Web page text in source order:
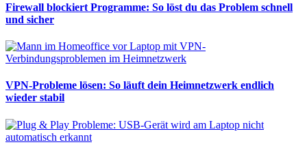
Firewall blockiert Programme: So löst du das Problem schnell
und sicher
VPN-Probleme lösen: So läuft dein Heimnetzwerk endlich
wieder stabil